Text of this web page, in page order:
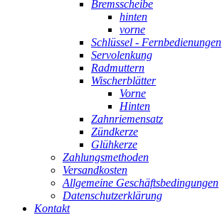
Bremsscheibe
hinten
vorne
Schlüssel - Fernbedienungen
Servolenkung
Radmuttern
Wischerblätter
Vorne
Hinten
Zahnriemensatz
Zündkerze
Glühkerze
Zahlungsmethoden
Versandkosten
Allgemeine Geschäftsbedingungen
Datenschutzerklärung
Kontakt